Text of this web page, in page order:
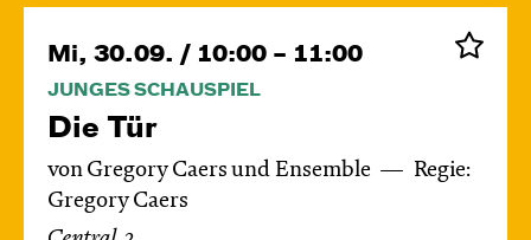
Mi, 30.09. / 10:00 – 11:00
JUNGES SCHAUSPIEL
Die Tür
von Gregory Caers und Ensemble
Regie:
Gregory Caers